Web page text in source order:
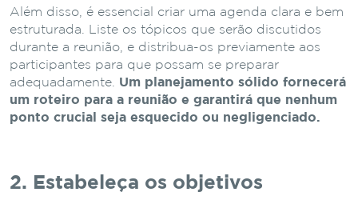
Além disso, é essencial criar uma agenda clara e bem
estruturada. Liste os tópicos que serão discutidos
durante a reunião, e distribua-os previamente aos
participantes para que possam se preparar
adequadamente. Um planejamento sólido fornecerá
um roteiro para a reunião e garantirá que nenhum
ponto crucial seja esquecido ou negligenciado.
2. Estabeleça os objetivos